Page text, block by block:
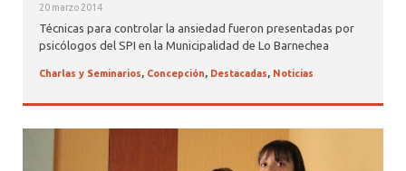
20 marzo 2014
Técnicas para controlar la ansiedad fueron presentadas por
psicólogos del SPI en la Municipalidad de Lo Barnechea
Charlas y Seminarios, Concepción, Destacadas, Noticias